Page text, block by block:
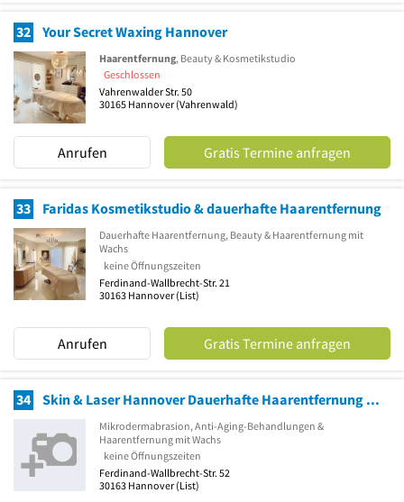
32 Your Secret Waxing Hannover
Haarentfernung, Beauty & Kosmetikstudio
Geschlossen
Vahrenwalder Str. 50
30165 Hannover(Vahrenwald)
Anrufen Gratis Termine anfragen
33 Faridas Kosmetikstudio & dauerhafte Haarentfernung
Dauerhafte Haarentfernung, Beauty & Haarentfernung mit
Wachs
keine Öffnungszeiten
Ferdinand-Wallbrecht-Str. 21
30163 Hannover(List)
Anrufen Gratis Termine anfragen
34 Skin & Laser Hannover Dauerhafte Haarentfernung und Kosmetik
Mikrodermabrasion, Anti-Aging-Behandlungen &
Haarentfernung mit Wachs
keine Öffnungszeiten
Ferdinand-Wallbrecht-Str. 52
30163 Hannover(List)